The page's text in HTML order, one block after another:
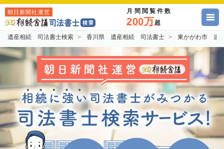
朝日新聞社運営 月間閲覧件数
200万超
遺産相続 司法書士検索 香川県 遺産相続 司法書士 東かがわ市 遺